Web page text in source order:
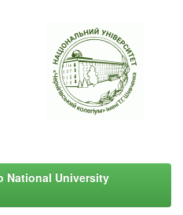
National University